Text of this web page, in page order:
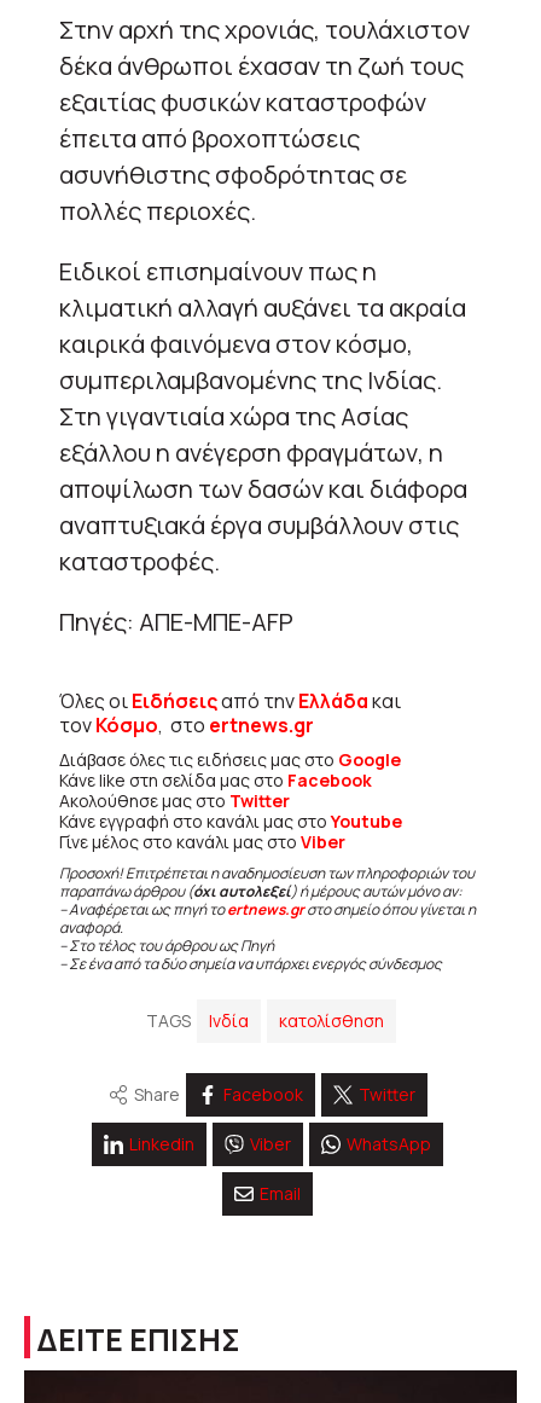
Στην αρχή της χρονιάς, τουλάχιστον
δέκα άνθρωποι έχασαν τη ζωή τους
εξαιτίας φυσικών καταστροφών
έπειτα από βροχοπτώσεις
ασυνήθιστης σφοδρότητας σε
πολλές περιοχές.
Ειδικοί επισημαίνουν πως η
κλιματική αλλαγή αυξάνει τα ακραία
καιρικά φαινόμενα στον κόσμο,
συμπεριλαμβανομένης της Ινδίας.
Στη γιγαντιαία χώρα της Ασίας
εξάλλου η ανέγερση φραγμάτων, η
αποψίλωση των δασών και διάφορα
αναπτυξιακά έργα συμβάλλουν στις
καταστροφές.
Πηγές: ΑΠΕ-ΜΠΕ-AFP
Όλες οιΕιδήσειςαπό τηνΕλλάδακαι
τονΚόσμο, στο ertnews.gr
Διάβασε όλες τις ειδήσεις μας στο Google
Κάνε like στη σελίδα μας στο Facebook
Ακολούθησε μας στο Twitter
Κάνε εγγραφή στο κανάλι μας στοYoutube
Γίνε μέλος στο κανάλι μας στο Viber
Προσοχή! Επιτρέπεται η αναδημοσίευση των πληροφοριών του
παραπάνω άρθρου (όχι αυτολεξεί) ή μέρους αυτών μόνο αν:
– Αναφέρεται ως πηγή τοertnews.grστο σημείο όπου γίνεται η
αναφορά.
– Στο τέλος του άρθρου ως Πηγή
– Σε ένα από τα δύο σημεία να υπάρχει ενεργός σύνδεσμος
TAGS Ινδία κατολίσθηση
Share Facebook Twitter
Linkedin Viber WhatsApp
Email
ΔΕΙΤΕ ΕΠΙΣΗΣ